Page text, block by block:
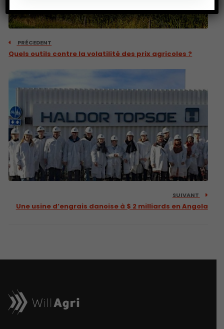
PRÉCEDENT
Quels outils contre la volatilité des prix agricoles ?
SUIVANT
Une usine d’engrais danoise à $ 2 milliards en Angola